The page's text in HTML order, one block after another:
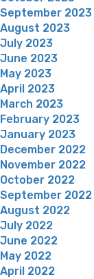
September 2023
August 2023
July 2023
June 2023
May 2023
April 2023
March 2023
February 2023
January 2023
December 2022
November 2022
October 2022
September 2022
August 2022
July 2022
June 2022
May 2022
April 2022